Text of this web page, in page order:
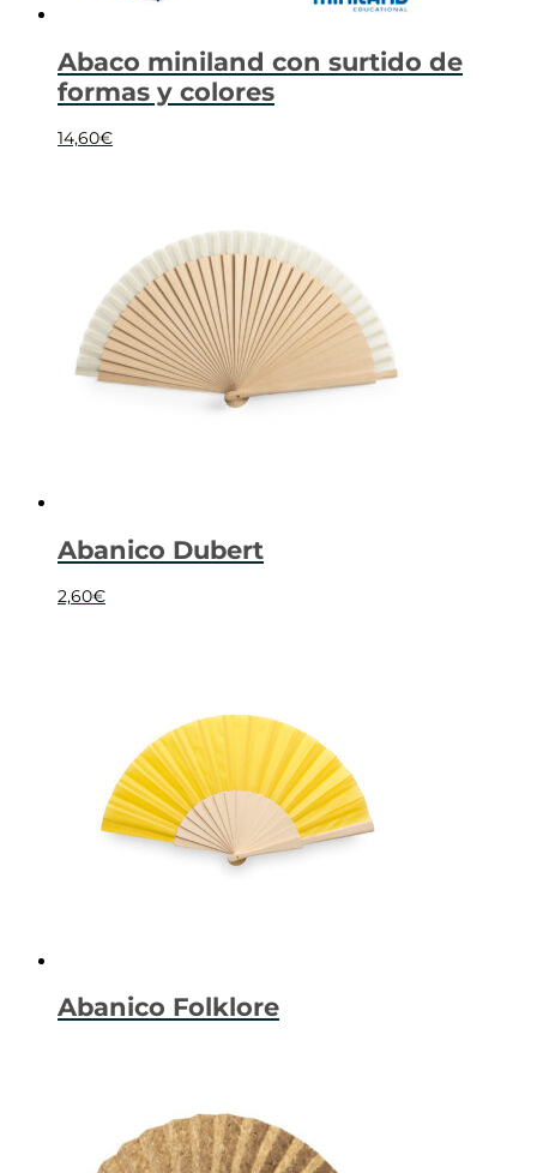
Abaco miniland con surtido de
formas y colores
14,60€
Abanico Dubert
2,60€
Abanico Folklore